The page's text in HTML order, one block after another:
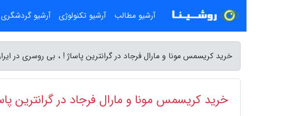
خرید کریسمس مونا و مارال فرجاد در گرانترین پاساژ ! ، بی روسری در
خرید کریسمس مونا و مارال فرجاد در گرانترین
آرشیو مطالب آرشیو تکنولوژی آرشیو گردشگری